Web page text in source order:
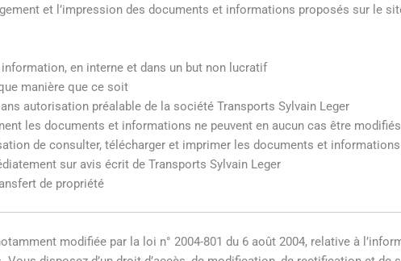
et l’impression des documents et informations proposés sur le
en interne et dans un but non lucratif
manière que ce soit
autorisation préalable de la société Transports Sylvain Leger
les documents et informations ne peuvent en aucun cas être
de consulter, télécharger et imprimer les documents et
sur avis écrit de Transports Sylvain Leger
de propriété
modifiée par la loi n° 2004-801 du 6 août 2004, relative à